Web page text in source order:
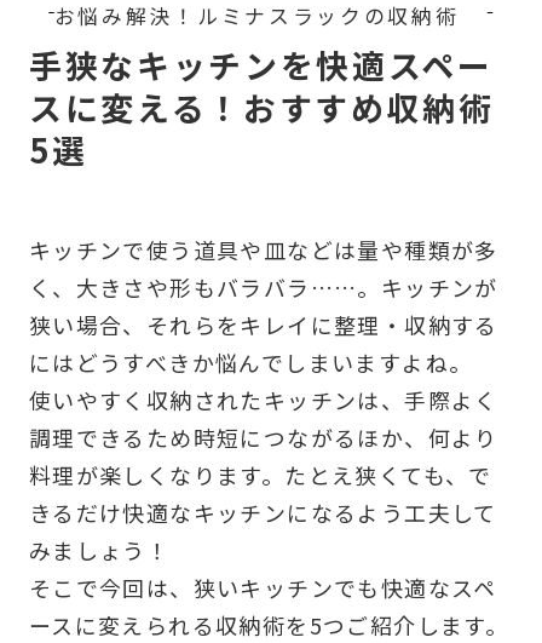
手狭なキッチンを快適スペー
スに変える！おすすめ収納術
5選
キッチンで使う道具や皿などは量や種類が多
く、大きさや形もバラバラ……。キッチンが
狭い場合、それらをキレイに整理・収納する
にはどうすべきか悩んでしまいますよね。
使いやすく収納されたキッチンは、手際よく
調理できるため時短につながるほか、何より
料理が楽しくなります。たとえ狭くても、で
きるだけ快適なキッチンになるよう工夫して
みましょう！
そこで今回は、狭いキッチンでも快適なスペ
ースに変えられる収納術を5つご紹介します。